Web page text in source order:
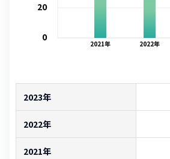
2021年 2022年
0
20
2023年
2022年
2021年